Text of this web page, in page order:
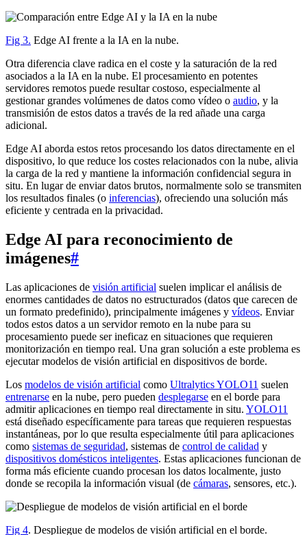
Fig 3. Edge AI frente a la IA en la nube.
Otra diferencia clave radica en el coste y la saturación de la red
asociados a la IA en la nube. El procesamiento en potentes
servidores remotos puede resultar costoso, especialmente al
gestionar grandes volúmenes de datos como vídeo o audio, y la
transmisión de estos datos a través de la red añade una carga
adicional.
Edge AI aborda estos retos procesando los datos directamente en el
dispositivo, lo que reduce los costes relacionados con la nube, alivia
la carga de la red y mantiene la información confidencial segura in
situ. En lugar de enviar datos brutos, normalmente solo se transmiten
los resultados finales (o inferencias), ofreciendo una solución más
eficiente y centrada en la privacidad.
Edge AI para reconocimiento de
imágenes#
Las aplicaciones de visión artificial suelen implicar el análisis de
enormes cantidades de datos no estructurados (datos que carecen de
un formato predefinido), principalmente imágenes y vídeos. Enviar
todos estos datos a un servidor remoto en la nube para su
procesamiento puede ser ineficaz en situaciones que requieren
monitorización en tiempo real. Una gran solución a este problema es
ejecutar modelos de visión artificial en dispositivos de borde.
Los modelos de visión artificial como Ultralytics YOLO11 suelen
entrenarse en la nube, pero pueden desplegarse en el borde para
admitir aplicaciones en tiempo real directamente in situ. YOLO11
está diseñado específicamente para tareas que requieren respuestas
instantáneas, por lo que resulta especialmente útil para aplicaciones
como sistemas de seguridad, sistemas de control de calidad y
dispositivos domésticos inteligentes. Estas aplicaciones funcionan de
forma más eficiente cuando procesan los datos localmente, justo
donde se recopila la información visual (de cámaras, sensores, etc.).
Fig 4. Despliegue de modelos de visión artificial en el borde.